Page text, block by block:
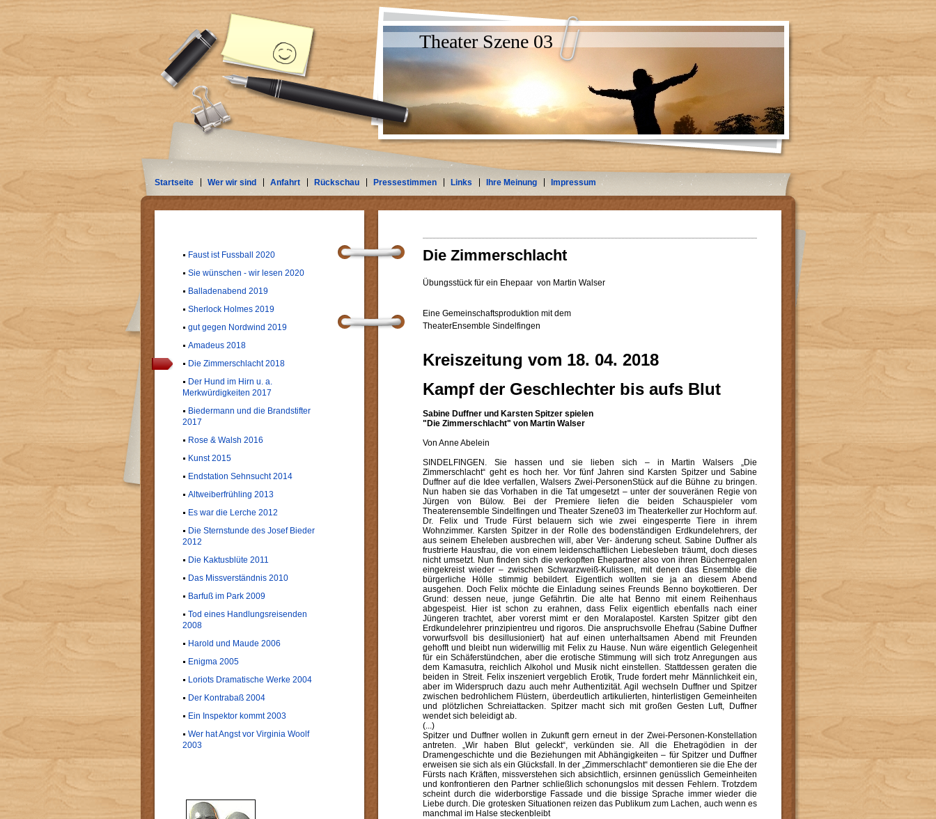
Theater Szene 03
Startseite Wer wir sind Anfahrt Rückschau Pressestimmen Links Ihre Meinung Impressum
Die Zimmerschlacht
Übungsstück für ein Ehepaar von Martin Walser
Eine Gemeinschaftsproduktion mit dem
TheaterEnsemble Sindelfingen
Kreiszeitung vom 18. 04. 2018
Kampf der Geschlechter bis aufs Blut
Sabine Duffner und Karsten Spitzer spielen
"Die Zimmerschlacht" von Martin Walser
Von Anne Abelein
SINDELFINGEN. Sie hassen und sie lieben sich – in Martin Walsers „Die
Zimmerschlacht“ geht es hoch her. Vor fünf Jahren sind Karsten Spitzer und Sabine
Duffner auf die Idee verfallen, Walsers Zwei-PersonenStück auf die Bühne zu bringen.
Nun haben sie das Vorhaben in die Tat umgesetzt – unter der souveränen Regie von
Jürgen von Bülow. Bei der Premiere liefen die beiden Schauspieler vom
Theaterensemble Sindelfingen und Theater Szene03 im Theaterkeller zur Hochform auf.
Dr. Felix und Trude Fürst belauern sich wie zwei eingesperrte Tiere in ihrem
Wohnzimmer. Karsten Spitzer in der Rolle des bodenständigen Erdkundelehrers, der
aus seinem Eheleben ausbrechen will, aber Ver- änderung scheut. Sabine Duffner als
frustrierte Hausfrau, die von einem leidenschaftlichen Liebesleben träumt, doch dieses
nicht umsetzt. Nun finden sich die verkopften Ehepartner also von ihren Bücherregalen
eingekreist wieder – zwischen Schwarzweiß-Kulissen, mit denen das Ensemble die
bürgerliche Hölle stimmig bebildert. Eigentlich wollten sie ja an diesem Abend
ausgehen. Doch Felix möchte die Einladung seines Freunds Benno boykottieren. Der
Grund: dessen neue, junge Gefährtin. Die alte hat Benno mit einem Reihenhaus
abgespeist. Hier ist schon zu erahnen, dass Felix eigentlich ebenfalls nach einer
Jüngeren trachtet, aber vorerst mimt er den Moralapostel. Karsten Spitzer gibt den
Erdkundelehrer prinzipientreu und rigoros. Die anspruchsvolle Ehefrau (Sabine Duffner
vorwurfsvoll bis desillusioniert) hat auf einen unterhaltsamen Abend mit Freunden
gehofft und bleibt nun widerwillig mit Felix zu Hause. Nun wäre eigentlich Gelegenheit
für ein Schäferstündchen, aber die erotische Stimmung will sich trotz Anregungen aus
dem Kamasutra, reichlich Alkohol und Musik nicht einstellen. Stattdessen geraten die
beiden in Streit. Felix inszeniert vergeblich Erotik, Trude fordert mehr Männlichkeit ein,
aber im Widerspruch dazu auch mehr Authentizität. Agil wechseln Duffner und Spitzer
zwischen bedrohlichem Flüstern, überdeutlich artikulierten, hinterlistigen Gemeinheiten
und plötzlichen Schreiattacken. Spitzer macht sich mit großen Gesten Luft, Duffner
wendet sich beleidigt ab.
(...)
Spitzer und Duffner wollen in Zukunft gern erneut in der Zwei-Personen-Konstellation
antreten. „Wir haben Blut geleckt“, verkünden sie. All die Ehetragödien in der
Dramengeschichte und die Beziehungen mit Abhängigkeiten – für Spitzer und Duffner
erweisen sie sich als ein Glücksfall. In der „Zimmerschlacht“ demontieren sie die Ehe der
Fürsts nach Kräften, missverstehen sich absichtlich, ersinnen genüsslich Gemeinheiten
und konfrontieren den Partner schließlich schonungslos mit dessen Fehlern. Trotzdem
scheint durch die widerborstige Fassade und die bissige Sprache immer wieder die
Liebe durch. Die grotesken Situationen reizen das Publikum zum Lachen, auch wenn es
manchmal im Halse steckenbleibt
Faust ist Fussball 2020
Sie wünschen - wir lesen 2020
Balladenabend 2019
Sherlock Holmes 2019
gut gegen Nordwind 2019
Amadeus 2018
Die Zimmerschlacht 2018
Der Hund im Hirn u. a.
Merkwürdigkeiten 2017
Biedermann und die Brandstifter
2017
Rose & Walsh 2016
Kunst 2015
Endstation Sehnsucht 2014
Altweiberfrühling 2013
Es war die Lerche 2012
Die Sternstunde des Josef Bieder
2012
Die Kaktusblüte 2011
Das Missverständnis 2010
Barfuß im Park 2009
Tod eines Handlungsreisenden
2008
Harold und Maude 2006
Enigma 2005
Loriots Dramatische Werke 2004
Der Kontrabaß 2004
Ein Inspektor kommt 2003
Wer hat Angst vor Virginia Woolf
2003